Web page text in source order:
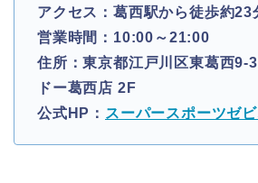
アクセス：葛西駅から徒歩約23
営業時間：10:00～21:00
住所：東京都江戸川区東葛西9-
ドー葛西店 2F
公式HP： スーパースポーツゼ